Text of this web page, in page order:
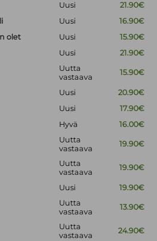
Uusi
21.90€
Uusi
16.90€
olet
Uusi
15.90€
Uusi 21.90€
Uutta
vastaava
15.90€
Uusi
20.90€
Uusi
17.90€
Hyvä 16.00€
Uutta
vastaava
19.90€
Uutta
vastaava
19.90€
Uusi 19.90€
Uutta
vastaava
13.90€
Uutta
vastaava
24.90€